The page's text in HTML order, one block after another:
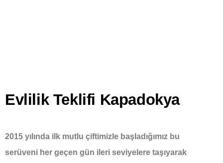
Evlilik Teklifi Kapadokya
2015 yılında ilk mutlu çiftimizle başladığımız bu
serüveni her geçen gün ileri seviyelere taşıyarak